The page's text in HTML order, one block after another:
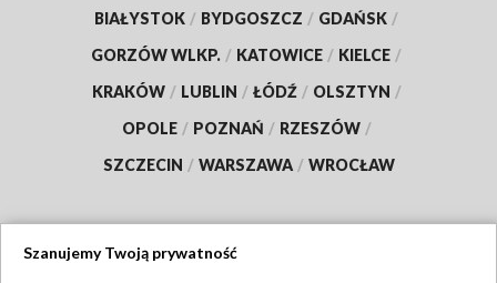
BIAŁYSTOK / BYDGOSZCZ / GDAŃSK /
GORZÓW WLKP. / KATOWICE / KIELCE /
KRAKÓW / LUBLIN / ŁÓDŹ / OLSZTYN /
OPOLE / POZNAŃ / RZESZÓW /
SZCZECIN / WARSZAWA / WROCŁAW
Szanujemy Twoją prywatność